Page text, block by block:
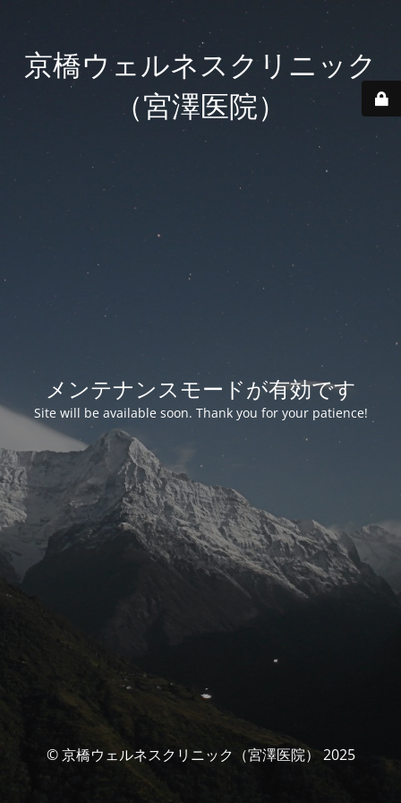
京橋ウェルネスクリニック
（宮澤医院）
メンテナンスモードが有効です
Site will be available soon. Thank you for your patience!
© 京橋ウェルネスクリニック（宮澤医院） 2025